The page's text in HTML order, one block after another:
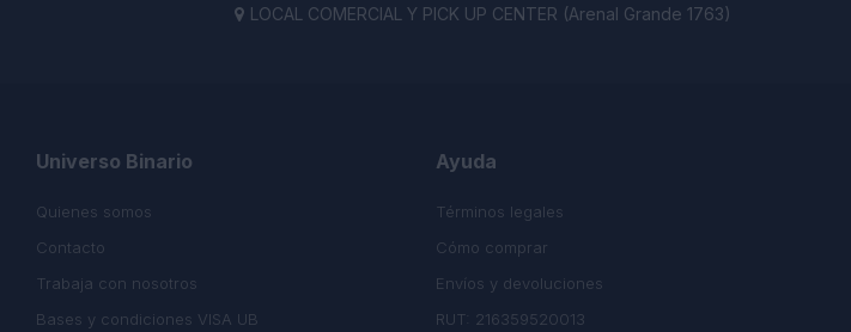
 LOCAL COMERCIAL Y PICK UP CENTER (Arenal Grande 1763)
Ayuda
Términos legales
Cómo comprar
Envíos y devoluciones
RUT: 216359520013
Universo Binario
Quienes somos
Contacto
Trabaja con nosotros
Bases y condiciones VISA UB